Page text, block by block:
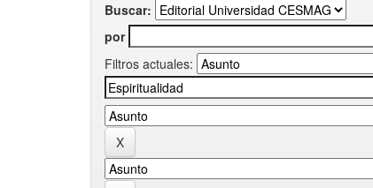
Buscar:
por
Filtros actuales: